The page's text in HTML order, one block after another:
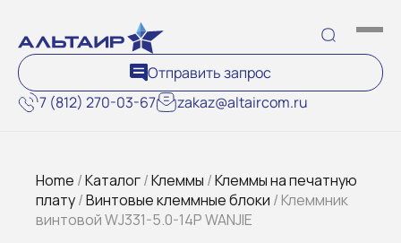
7 (812) 270-03-67 zakaz@altaircom.ru
Отправить запрос
Home /Каталог/Клеммы /Клеммы на печатную
плату/Винтовые клеммные блоки / Клеммник
винтовой WJ331-5.0-14P WANJIE